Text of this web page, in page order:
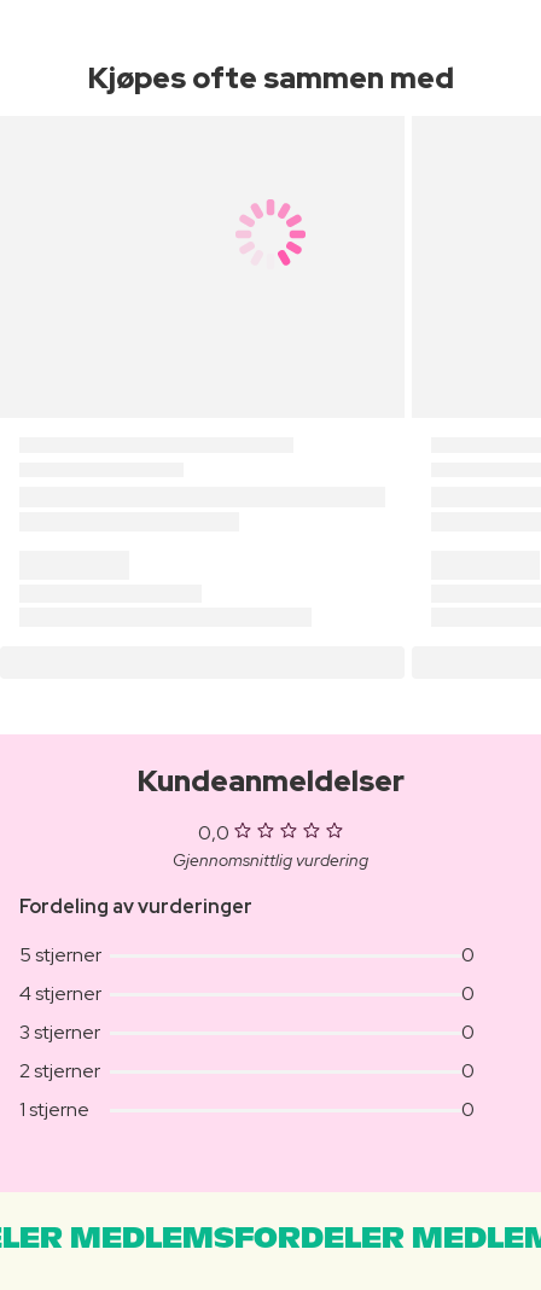
Kjøpes ofte sammen med
Kundeanmeldelser
0,0
Gjennomsnittlig vurdering
Fordeling av vurderinger
5 stjerner
0
4 stjerner
0
3 stjerner
0
2 stjerner
0
1 stjerne
0
MEDLEMSFORDELER